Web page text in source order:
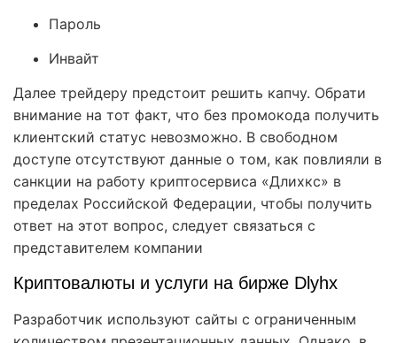
Пароль
Инвайт
Далее трейдеру предстоит решить капчу. Обрати
внимание на тот факт, что без промокода получить
клиентский статус невозможно. В свободном
доступе отсутствуют данные о том, как повлияли в
санкции на работу криптосервиса «Длихкс» в
пределах Российской Федерации, чтобы получить
ответ на этот вопрос, следует связаться с
представителем компании
Криптовалюты и услуги на бирже Dlyhx
Разработчик используют сайты с ограниченным